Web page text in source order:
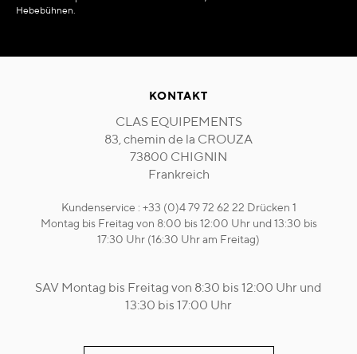
Hebebühnen.
KONTAKT
CLAS EQUIPEMENTS
83, chemin de la CROUZA
73800 CHIGNIN
Frankreich
Kundenservice : +33 (0)4 79 72 62 22 Drücken 1
Montag bis Freitag von 8:00 bis 12:00 Uhr und 13:30 bis
17:30 Uhr (16:30 Uhr am Freitag)
SAV Montag bis Freitag von 8:30 bis 12:00 Uhr und
13:30 bis 17:00 Uhr